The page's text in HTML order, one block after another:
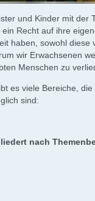
und Kinder mit der
Recht auf ihre
haben, sowohl diese
wir Erwachsenen
Menschen zu
es viele Bereiche,
sind:
nach